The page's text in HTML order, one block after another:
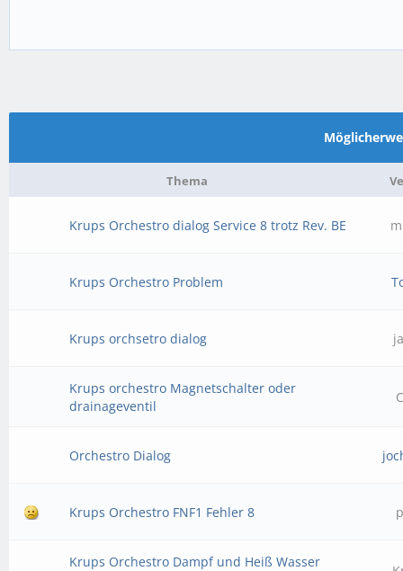
Thema
Krups Orchestro dialog Service 8 trotz Rev. BE
Krups Orchestro Problem
Krups orchsetro dialog
Krups orchestro Magnetschalter oder
drainageventil
Orchestro Dialog
Krups Orchestro FNF1 Fehler 8
Krups Orchestro Dampf und Heiß Wasser